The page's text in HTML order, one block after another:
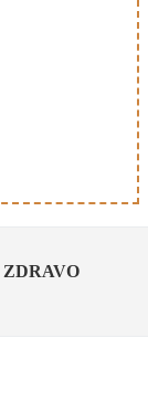
ZDRAVO